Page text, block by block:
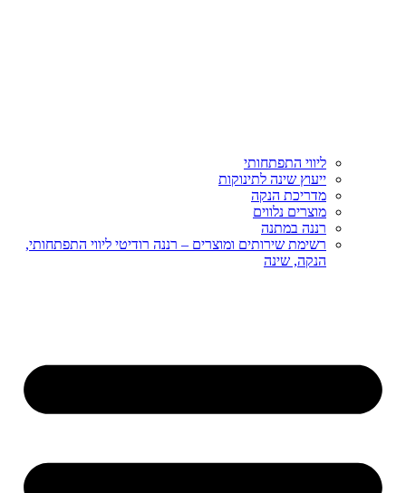
ליווי התפתחותי
ייעוץ שינה לתינוקות
מדריכת הנקה
מוצרים נלווים
רננה במתנה
רשימת שירותים ומוצרים – רננה רודיטי ליווי התפתחותי,
הנקה, שינה